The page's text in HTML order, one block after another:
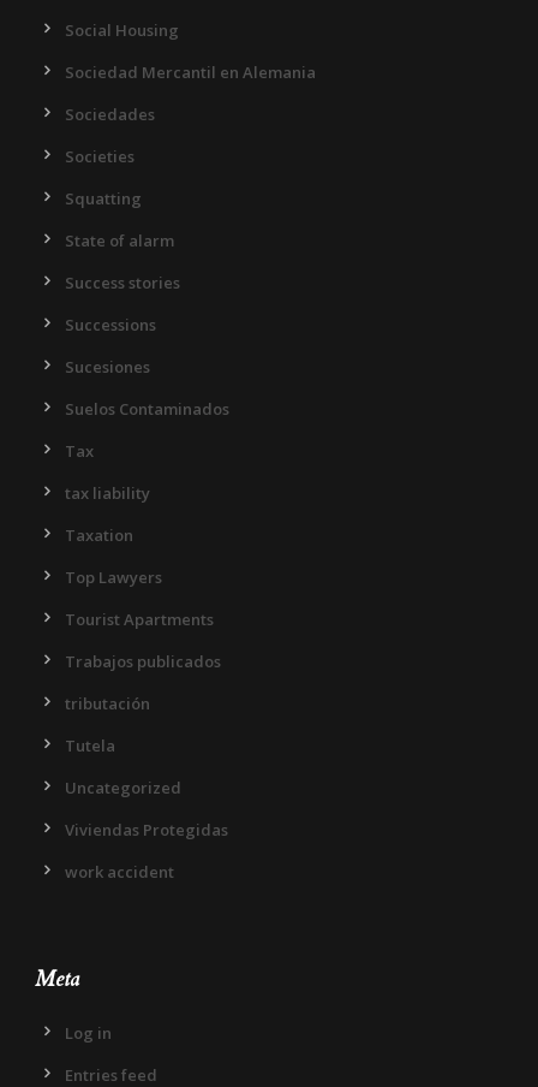
Social Housing
Sociedad Mercantil en Alemania
Sociedades
Societies
Squatting
State of alarm
Success stories
Successions
Sucesiones
Suelos Contaminados
Tax
tax liability
Taxation
Top Lawyers
Tourist Apartments
Trabajos publicados
tributación
Tutela
Uncategorized
Viviendas Protegidas
work accident
Meta
Log in
Entries feed